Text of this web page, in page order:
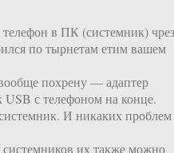
в ПК (системник) чрез
по тырнетам етим вашем
похрену — адаптер
USB с телефоном на конце.
И никаких проблем
системников их также можно